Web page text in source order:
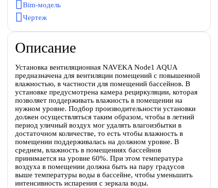
Bim-модель
Чертеж
Описание
Установка вентиляционная NAVEKA Node1 AQUA
предназначена для вентиляции помещений с повышенной
влажностью, в частности для помещений бассейнов. В
установке предусмотрена камера рециркуляции, которая
позволяет поддерживать влажность в помещении на
нужном уровне. Подбор производительности установки
должен осуществляться таким образом, чтобы в летний
период уличный воздух мог удалять влагоизбытки в
достаточном количестве, то есть чтобы влажность в
помещении поддерживалась на должном уровне. В
среднем, влажность в помещениях бассейнов
принимается на уровне 60%. При этом температура
воздуха в помещении должна быть на пару градусов
выше температуры воды в бассейне, чтобы уменьшить
интенсивность испарения с зеркала воды.